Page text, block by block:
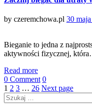
by czeremchowa.pl Posted
30
Bieganie to jedna z
aktywności fizycznej,
Read more
0 Comment 0
1 2 3 … 26 Next page
Szukaj: